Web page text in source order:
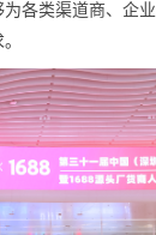
各类渠道商、企